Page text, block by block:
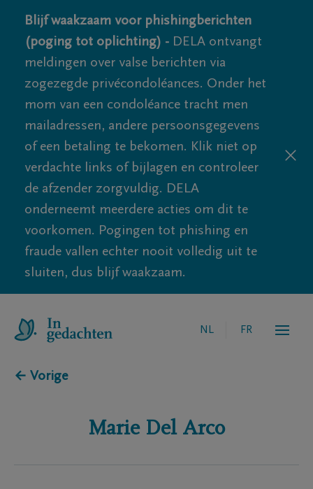
Blijf waakzaam voor phishingberichten
(poging tot oplichting) - DELA ontvangt
meldingen over valse berichten via
zogezegde privécondoléances. Onder het
mom van een condoléance tracht men
mailadressen, andere persoonsgegevens
of een betaling te bekomen. Klik niet op
verdachte links of bijlagen en controleer
de afzender zorgvuldig. DELA
onderneemt meerdere acties om dit te
voorkomen. Pogingen tot phishing en
fraude vallen echter nooit volledig uit te
sluiten, dus blijf waakzaam.
NL FR
← Vorige
Marie Del Arco